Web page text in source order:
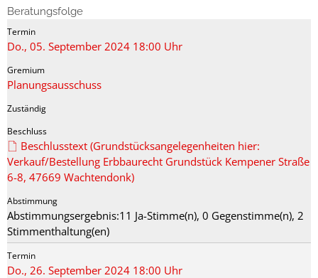
Beratungsfolge
Do., 05. September 2024 18:00 Uhr
Planungsausschuss
Beschlusstext (Grundstücksangelegenheiten hier:
Verkauf/Bestellung Erbbaurecht Grundstück Kempener Straße
6-8, 47669 Wachtendonk)
Abstimmungsergebnis:11 Ja-Stimme(n), 0 Gegenstimme(n), 2
Stimmenthaltung(en)
Do., 26. September 2024 18:00 Uhr